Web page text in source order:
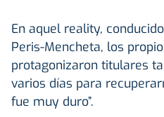
En aquel reality,
Peris-Mencheta, los
protagonizaron titulares
varios días para
fue muy duro”.